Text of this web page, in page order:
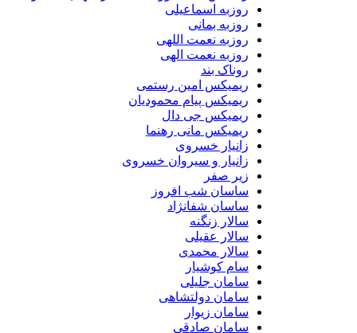
روزبه اسماعیلی
روزبه بمانی
روزبه نعمت اللهی
روزبه نعمت الهی
روناک بند
ریمیکس امین رستمی
ریمیکس پیام محمودیان
ریمیکس جی دال
ریمیکس مانی رهنما
زانیار خسروی
زانیار و سیروان خسروی
زیر صفر
ساسان شب افروز
ساسان شفانژاد
سالار زنگنه
سالار عقیلی
سالار محمدی
سام کوشیار
سامان جلیلی
سامان دولتشاهی
سامان زیوار
سامان صادقی